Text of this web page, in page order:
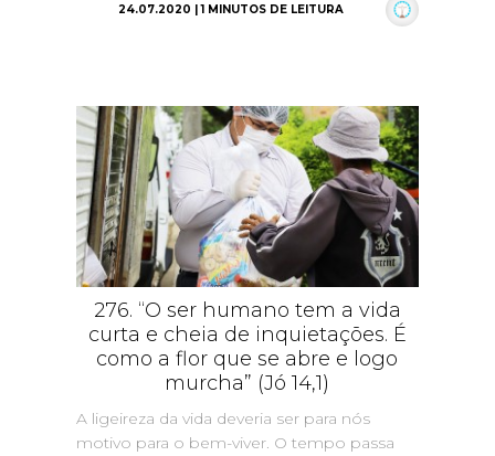
24.07.2020 | 1 MINUTOS DE LEITURA
276. “O ser humano tem a vida
curta e cheia de inquietações. É
como a flor que se abre e logo
murcha” (Jó 14,1)
A ligeireza da vida deveria ser para nós
motivo para o bem-viver. O tempo passa